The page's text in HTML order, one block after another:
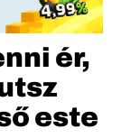
ér,
este